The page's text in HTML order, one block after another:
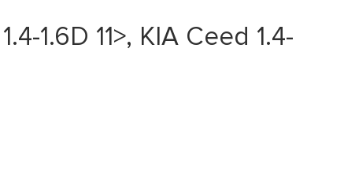
1.6D 11>, KIA Ceed 1.4-